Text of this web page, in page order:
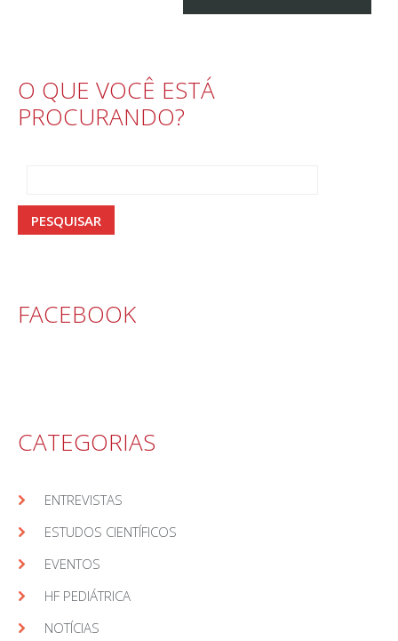
O QUE VOCÊ ESTÁ
PROCURANDO?
FACEBOOK
CATEGORIAS
ENTREVISTAS
ESTUDOS CIENTÍFICOS
EVENTOS
HF PEDIÁTRICA
NOTÍCIAS